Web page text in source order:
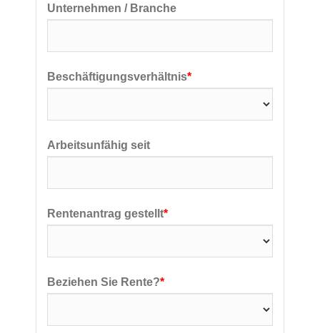
Unternehmen / Branche
Beschäftigungsverhältnis*
Arbeitsunfähig seit
Rentenantrag gestellt*
Beziehen Sie Rente?*